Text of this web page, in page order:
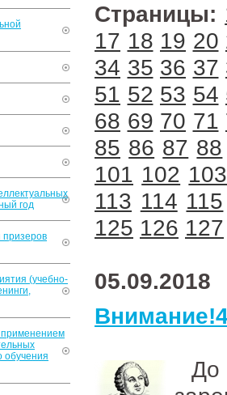
год
призеров
(учебно-
применением
обучения
Страницы:
17 18 19 20
34 35 36 37
51 52 53 54
68 69 70 71
85 86 87 88
101 102 103
113 114 115
125 126 127
05.09.2018
До